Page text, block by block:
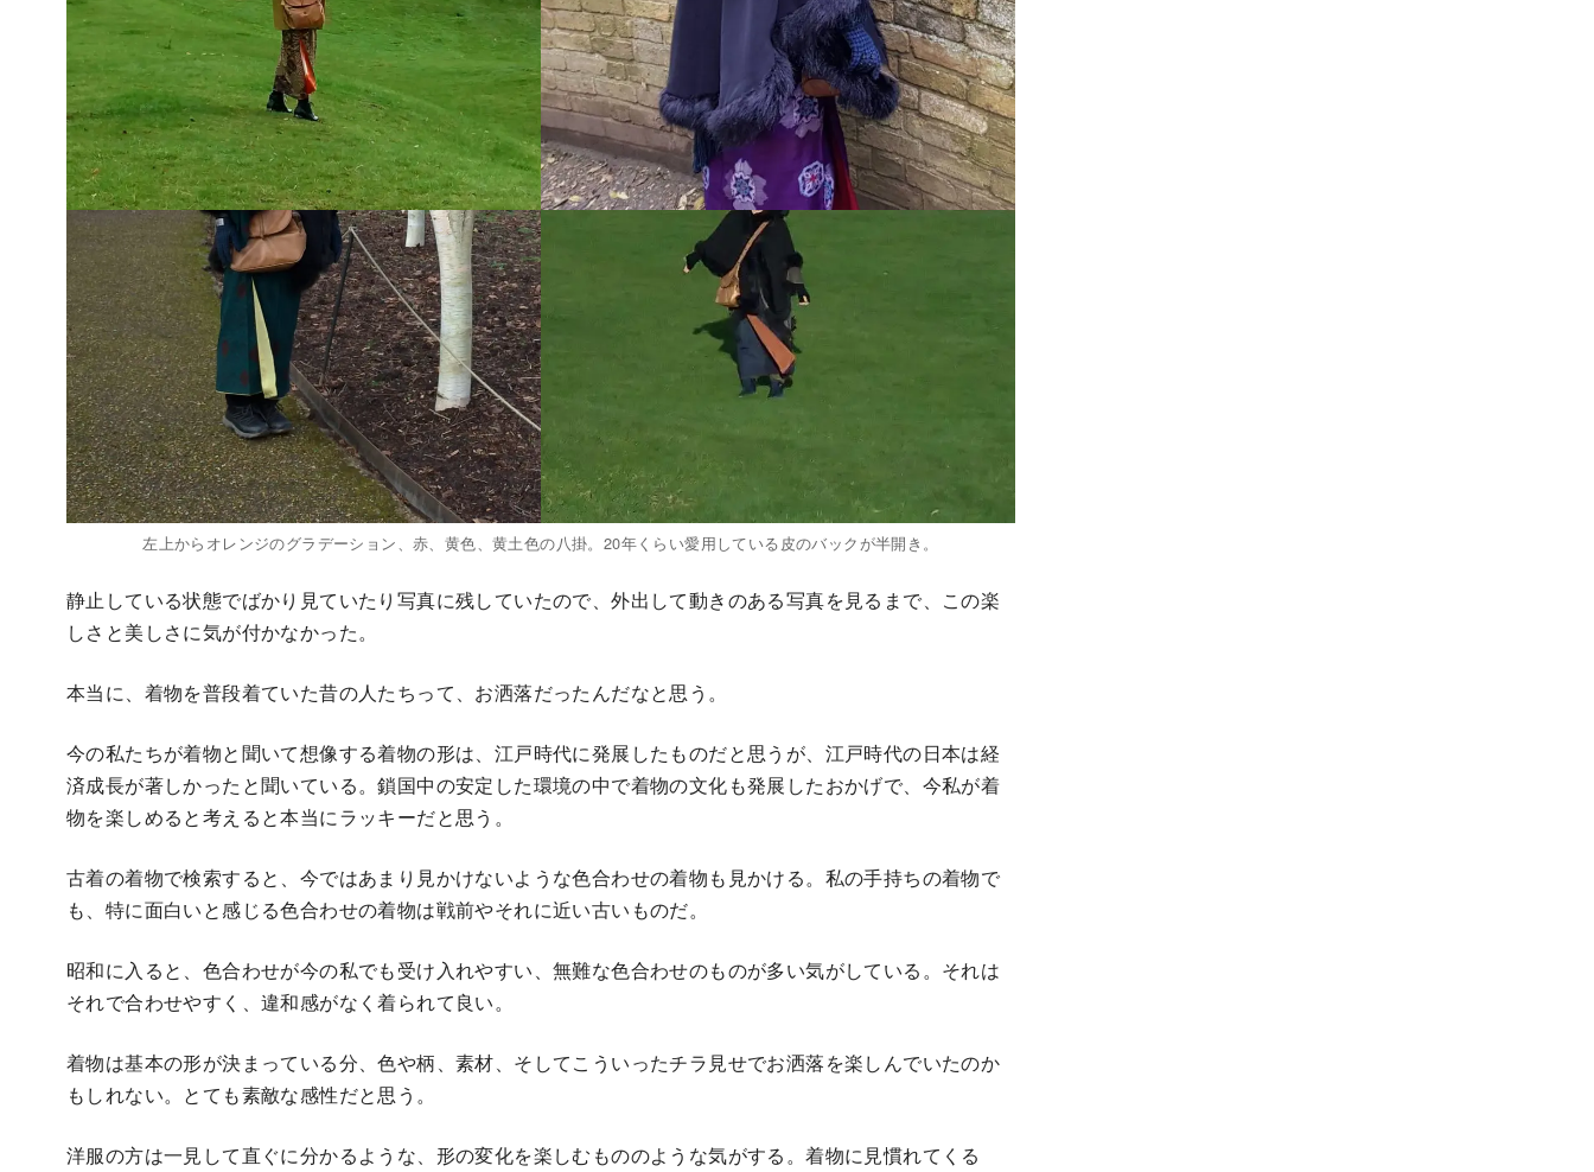
左上からオレンジのグラデーション、赤、黄色、黄土色の八掛。20年くらい愛用している皮のバックが半開き。
静止している状態でばかり見ていたり写真に残していたので、外出して動きのある写真を見るまで、この楽
しさと美しさに気が付かなかった。
本当に、着物を普段着ていた昔の人たちって、お洒落だったんだなと思う。
今の私たちが着物と聞いて想像する着物の形は、江戸時代に発展したものだと思うが、江戸時代の日本は経
済成長が著しかったと聞いている。鎖国中の安定した環境の中で着物の文化も発展したおかげで、今私が着
物を楽しめると考えると本当にラッキーだと思う。
古着の着物で検索すると、今ではあまり見かけないような色合わせの着物も見かける。私の手持ちの着物で
も、特に面白いと感じる色合わせの着物は戦前やそれに近い古いものだ。
昭和に入ると、色合わせが今の私でも受け入れやすい、無難な色合わせのものが多い気がしている。それは
それで合わせやすく、違和感がなく着られて良い。
着物は基本の形が決まっている分、色や柄、素材、そしてこういったチラ見せでお洒落を楽しんでいたのか
もしれない。とても素敵な感性だと思う。
洋服の方は一見して直ぐに分かるような、形の変化を楽しむもののような気がする。着物に見慣れてくる